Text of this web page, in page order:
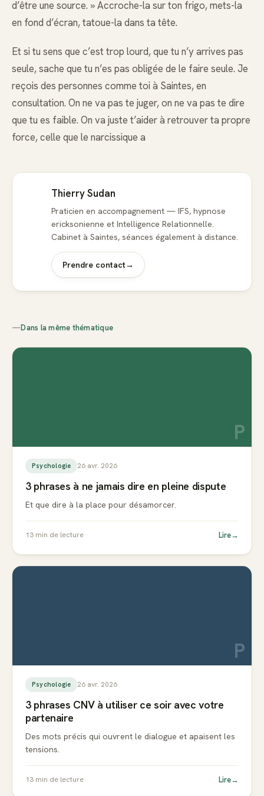
d’être une source. » Accroche-la sur ton frigo, mets-la
en fond d’écran, tatoue-la dans ta tête.
Et si tu sens que c’est trop lourd, que tu n’y arrives pas
seule, sache que tu n’es pas obligée de le faire seule. Je
reçois des personnes comme toi à Saintes, en
consultation. On ne va pas te juger, on ne va pas te dire
que tu es faible. On va juste t’aider à retrouver ta propre
force, celle que le narcissique a
Thierry Sudan
Praticien en accompagnement — IFS, hypnose
ericksonienne et Intelligence Relationnelle.
Cabinet à Saintes, séances également à distance.
Prendre contact→
—Dans la même thématique
P
Psychologie 26 avr. 2026
3 phrases à ne jamais dire en pleine dispute
Et que dire à la place pour désamorcer.
13 min de lecture Lire→
P
Psychologie 26 avr. 2026
3 phrases CNV à utiliser ce soir avec votre
partenaire
Des mots précis qui ouvrent le dialogue et apaisent les
tensions.
13 min de lecture Lire→